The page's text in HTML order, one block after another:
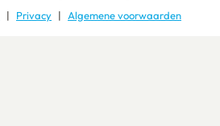
Privacy Algemene voorwaarden